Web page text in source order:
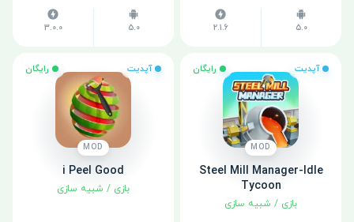
5.0
2.1.6
5.0
3.0.0
آپدیت رایگان
MOD
Steel Mill Manager-Idle
Tycoon
بازی / شبیه سازی
آپدیت رایگان
MOD
i Peel Good
بازی / شبیه سازی